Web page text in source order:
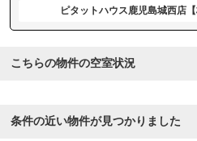
ピタットハウス鹿児島城西店
こちらの物件の空室状況
条件の近い物件が見つかりました